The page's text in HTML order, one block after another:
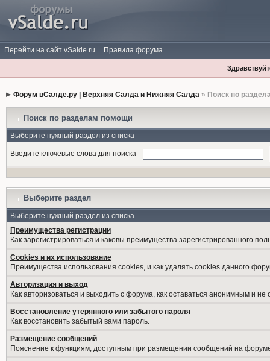
Перейти на сайт vSalde.ru Правила форума
Форум вСалде.ру | Верхняя Салда и Нижняя Салда» Поиск по
Поиск по разделам помощи
Выберите нужный раздел из списка
Введите ключевые слова для поиска
Выберите раздел
Выберите нужный раздел из списка
Преимущества регистрации
Как зарегистрироваться и каковы преимущества зарегистрированного
Cookies и их использование
Преимущества использования cookies, и как удалять cookies данного
Авторизация и выход
Как авторизоваться и выходить с форума, как оставаться анонимным и
Восстановление утерянного или забытого пароля
Как восстановить забытый вами пароль.
Размещение сообщений
Пояснение к функциям, доступным при размещении сообщений на